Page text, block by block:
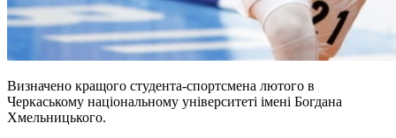
Визначено кращого студента-спортсмена лютого в
Черкаському національному університеті імені Богдана
Хмельницького.